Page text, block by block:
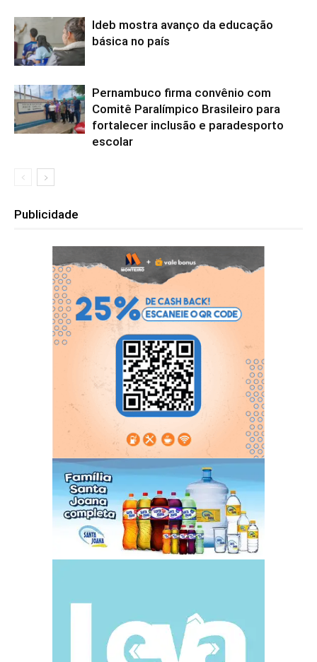
Ideb mostra avanço da educação
básica no país
Pernambuco firma convênio com
Comitê Paralímpico Brasileiro para
fortalecer inclusão e paradesporto
escolar
Publicidade